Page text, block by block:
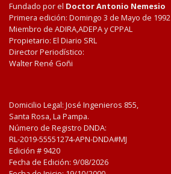
Fundado por el Doctor Antonio Nemesio
Primera edición: Domingo 3 de Mayo de 1992
Miembro de ADIRA,ADEPA y CPPAL
Propietario: El Diario SRL
Director Periodístico:
Walter René Goñi
Domicilio Legal: José Ingenieros 855,
Santa Rosa, La Pampa.
Número de Registro DNDA:
RL-2019-55551274-APN-DNDA#MJ
Edición # 9420
Fecha de Edición: 9/08/2026